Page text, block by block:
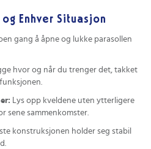
Enhver Situasjon
gang å åpne og lukke parasollen
hvor og når du trenger det, takket
Lys opp kveldene uten ytterligere
sene sammenkomster.
konstruksjonen holder seg stabil